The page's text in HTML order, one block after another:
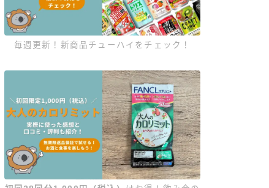
毎週更新！新商品チューハイをチェック！